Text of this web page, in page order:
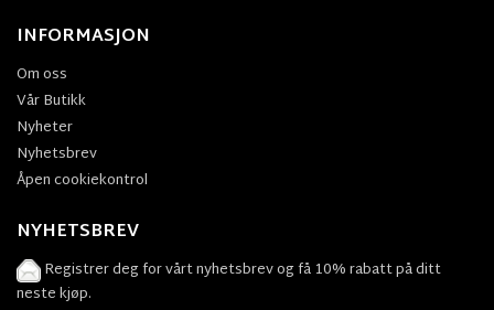
INFORMASJON
Om oss
Vår Butikk
Nyheter
Nyhetsbrev
Åpen cookiekontrol
NYHETSBREV
Registrer deg for vårt nyhetsbrev og få 10% rabatt på ditt
neste kjøp.